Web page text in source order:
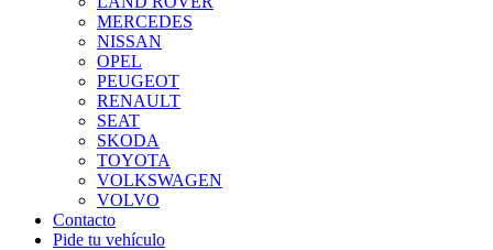
MERCEDES
NISSAN
OPEL
PEUGEOT
RENAULT
SEAT
SKODA
TOYOTA
VOLKSWAGEN
VOLVO
Contacto
Pide tu vehículo